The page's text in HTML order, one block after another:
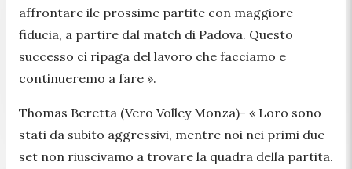
affrontare ile prossime partite con maggiore
fiducia, a partire dal match di Padova. Questo
successo ci ripaga del lavoro che facciamo e
continueremo a fare ».
Thomas Beretta (Vero Volley Monza)- « Loro sono
stati da subito aggressivi, mentre noi nei primi due
set non riuscivamo a trovare la quadra della partita.